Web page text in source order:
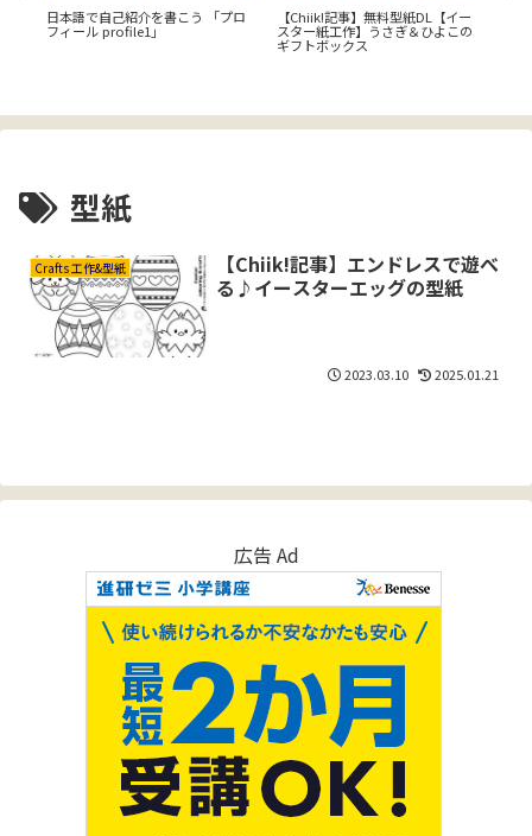
日本語で自己紹介を書こう 「プロ
フィール profile1」
【Chiik!記事】無料型紙DL【イー
スター紙工作】うさぎ＆ひよこの
ギフトボックス
型紙
Crafts 工作&型紙
【Chiik!記事】エンドレスで遊べ
る♪イースターエッグの型紙
2023.03.10 2025.01.21
広告 Ad